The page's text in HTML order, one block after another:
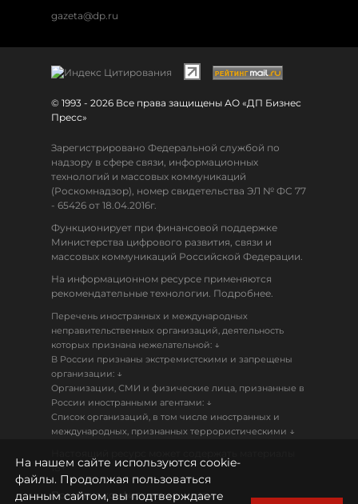
gazeta@dp.ru
© 1993 - 2026 Все права защищены АО «ДП Бизнес
Пресс»
Зарегистрировано Федеральной службой по
надзору в сфере связи, информационных
технологий и массовых коммуникаций
(Роскомнадзор), номер свидетельства ЭЛ № ФС 77
- 65426 от 18.04.2016г.
Функционирует при финансовой поддержке
Министерства цифрового развития, связи и
массовых коммуникаций Российской Федерации.
На информационном ресурсе применяются
рекомендательные технологии. Подробнее.
Перечень иностранных и международных
неправительственных организаций, деятельность
которых признана нежелательной: ↓
В России признаны экстремистскими и запрещены
организации: ↓
Организации, СМИ и физические лица, признанные в
России иностранными агентами: ↓
Список организаций, в том числе иностранных и
международных, признанных террористическими ↓
18+
Политика конфиденциальности
На нашем сайте используются cookie-
файлы. Продолжая пользоваться
данным сайтом, вы подтверждаете